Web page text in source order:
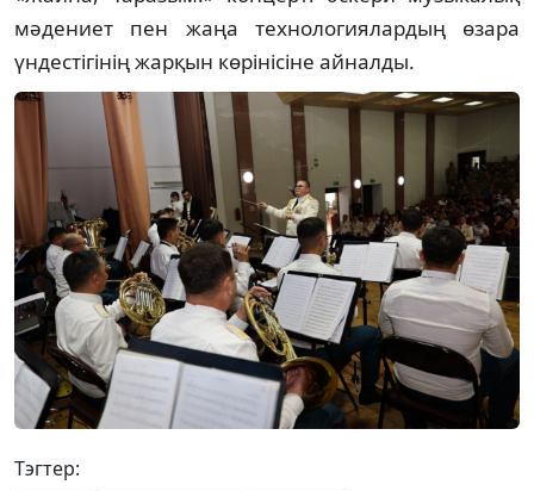
мәдениет пен жаңа технологиялардың өзара
үндестігінің жарқын көрінісіне айналды.
Тэгтер: